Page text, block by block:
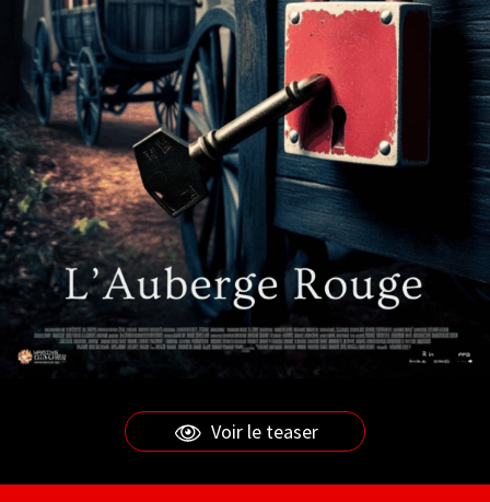
Voir le teaser